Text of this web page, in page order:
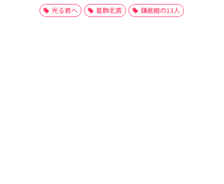
光る君へ
葛飾北斎 鎌倉殿の13人